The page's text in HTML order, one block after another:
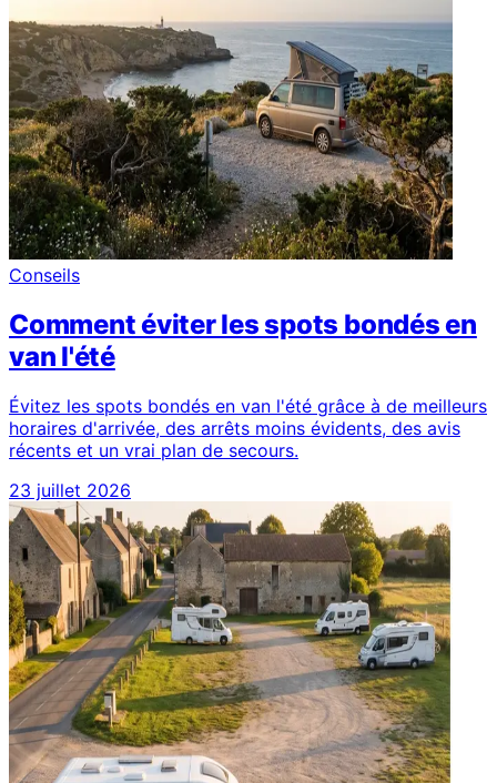
Conseils
Comment éviter les spots bondés en
van l'été
Évitez les spots bondés en van l'été grâce à de meilleurs
horaires d'arrivée, des arrêts moins évidents, des avis
récents et un vrai plan de secours.
23 juillet 2026